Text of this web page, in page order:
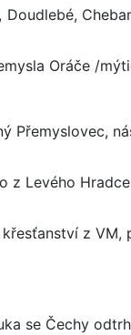
Doudlebé,
Oráče /
Přemyslovec,
z Levého
z
se Čechy